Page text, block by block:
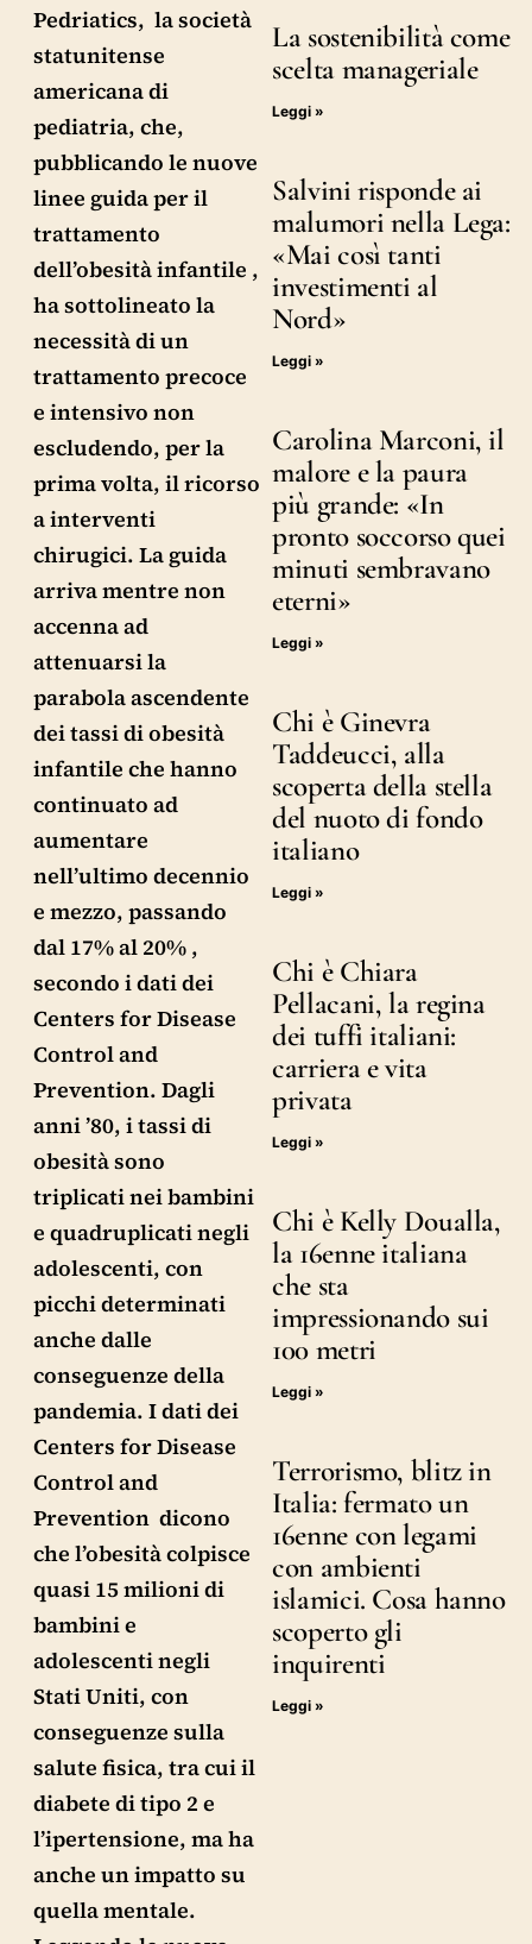
Pedriatics, la società
statunitense
americana di
pediatria, che,
pubblicando le nuove
linee guida per il
trattamento
dell’obesità infantile ,
ha sottolineato la
necessità di un
trattamento precoce
e intensivo non
escludendo, per la
prima volta, il ricorso
a interventi
chirugici. La guida
arriva mentre non
accenna ad
attenuarsi la
parabola ascendente
dei tassi di obesità
infantile che hanno
continuato ad
aumentare
nell’ultimo decennio
e mezzo, passando
dal 17% al 20% ,
secondo i dati dei
Centers for Disease
Control and
Prevention. Dagli
anni ’80, i tassi di
obesità sono
triplicati nei bambini
e quadruplicati negli
adolescenti, con
picchi determinati
anche dalle
conseguenze della
pandemia. I dati dei
Centers for Disease
Control and
Prevention dicono
che l’obesità colpisce
quasi 15 milioni di
bambini e
adolescenti negli
Stati Uniti, con
conseguenze sulla
salute fisica, tra cui il
diabete di tipo 2 e
l’ipertensione, ma ha
anche un impatto su
quella mentale.
La sostenibilità come
scelta manageriale
Leggi »
Salvini risponde ai
malumori nella Lega:
«Mai così tanti
investimenti al
Nord»
Leggi »
Carolina Marconi, il
malore e la paura
più grande: «In
pronto soccorso quei
minuti sembravano
eterni»
Leggi »
Chi è Ginevra
Taddeucci, alla
scoperta della stella
del nuoto di fondo
italiano
Leggi »
Chi è Chiara
Pellacani, la regina
dei tuffi italiani:
carriera e vita
privata
Leggi »
Chi è Kelly Doualla,
la 16enne italiana
che sta
impressionando sui
100 metri
Leggi »
Terrorismo, blitz in
Italia: fermato un
16enne con legami
con ambienti
islamici. Cosa hanno
scoperto gli
inquirenti
Leggi »